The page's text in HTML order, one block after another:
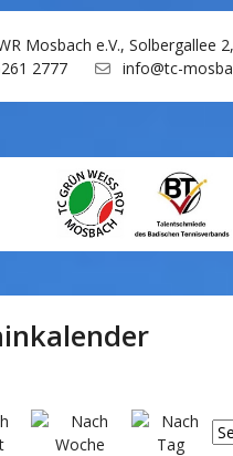
Mosbach e.V., Solbergallee
2777
info@tc-
Toggle